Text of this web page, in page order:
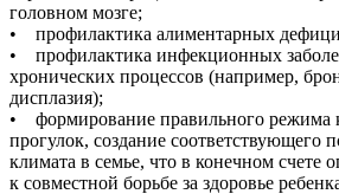
головном мозге;
• профилактика алиментарных
• профилактика инфекционных
хронических процессов (например,
дисплазия);
• формирование правильного режима
прогулок, создание соответствующего
климата в семье, что в конечном счете
к совместной борьбе за здоровье